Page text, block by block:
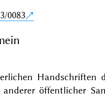
0083
Handschriften
öffentlicher